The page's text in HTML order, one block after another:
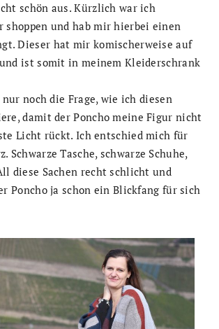
schön aus. Kürzlich war ich
shoppen und hab mir hierbei einen
Dieser hat mir komischerweise auf
ist somit in meinem Kleiderschrank
noch die Frage, wie ich diesen
damit der Poncho meine Figur nicht
Licht rückt. Ich entschied mich für
Schwarze Tasche, schwarze Schuhe,
diese Sachen recht schlicht und
Poncho ja schon ein Blickfang für sich